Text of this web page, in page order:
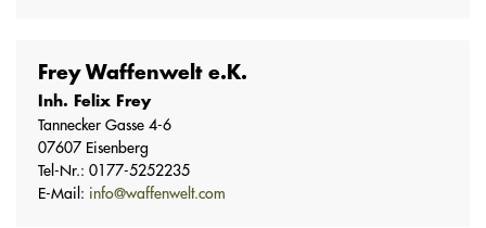
Frey Waffenwelt e.K.
Inh. Felix Frey
Tannecker Gasse 4-6
07607 Eisenberg
Tel-Nr.: 0177-5252235
E-Mail: info@waffenwelt.com